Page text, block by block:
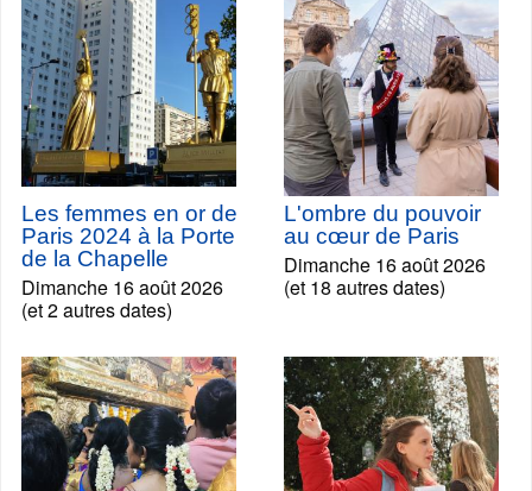
Les femmes en or de
Paris 2024 à la Porte
de la Chapelle
Dimanche 16 août 2026
(et 2 autres dates)
L'ombre du pouvoir
au cœur de Paris
Dimanche 16 août 2026
(et 18 autres dates)